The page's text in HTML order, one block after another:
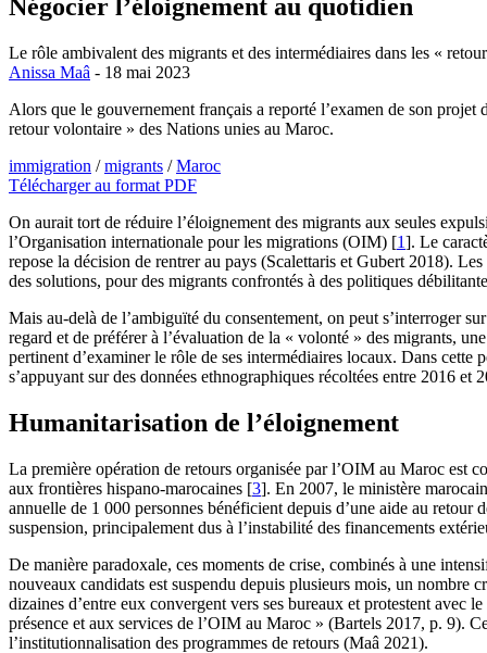
Négocier l’éloignement au quotidien
Le rôle ambivalent des migrants et des intermédiaires dans les «
Anissa Maâ - 18 mai 2023
Alors que le gouvernement français a reporté l’examen de son projet
retour volontaire » des Nations unies au Maroc.
immigration /migrants /Maroc
Télécharger au format PDF
On aurait tort de réduire l’éloignement des migrants aux seules
l’Organisation internationale pour les migrations (OIM) [1]. Le
repose la décision de rentrer au pays (Scalettaris et Gubert 2018).
des solutions, pour des migrants confrontés à des politiques
Mais au-delà de l’ambiguïté du consentement, on peut s’interroger
regard et de préférer à l’évaluation de la « volonté » des migrants,
pertinent d’examiner le rôle de ses intermédiaires locaux. Dans cette
s’appuyant sur des données ethnographiques récoltées entre 2016 et
Humanitarisation de l’éloignement
La première opération de retours organisée par l’OIM au Maroc est
aux frontières hispano-marocaines [3]. En 2007, le ministère
annuelle de 1 000 personnes bénéficient depuis d’une aide au retour
suspension, principalement dus à l’instabilité des financements
De manière paradoxale, ces moments de crise, combinés à une
nouveaux candidats est suspendu depuis plusieurs mois, un nombre
dizaines d’entre eux convergent vers ses bureaux et protestent avec
présence et aux services de l’OIM au Maroc » (Bartels 2017, p. 9).
l’institutionnalisation des programmes de retours (Maâ 2021).